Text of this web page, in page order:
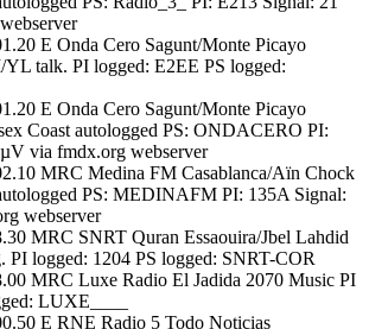
E Onda Cero Sagunt/Monte Picayo
talk. PI logged: E2EE PS logged:
E Onda Cero Sagunt/Monte Picayo
Coast autologged PS: ONDACERO PI:
via fmdx.org webserver
MRC Medina FM Casablanca/Aïn Chock
PS: MEDINAFM PI: 135A Signal:
webserver
MRC SNRT Quran Essaouira/Jbel Lahdid
PI logged: 1204 PS logged: SNRT-COR
MRC Luxe Radio El Jadida 2070 Music PI
LUXE____
E RNE Radio 5 Todo Noticias